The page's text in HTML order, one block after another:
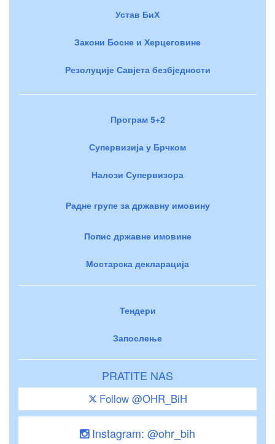
Устав БиХ
Закони Босне и Херцеговине
Резолуције Савјета безбједности
Програм 5+2
Супервизија у Брчком
Налози Супервизора
Радне групе за државну имовину
Попис државне имовине
Мостарска декларација
Тендери
Запослење
PRATITE NAS
Follow @OHR_BiH
Instagram: @ohr_bih